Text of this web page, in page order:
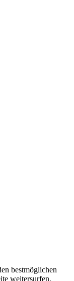
bestmöglichen
weitersurfen,